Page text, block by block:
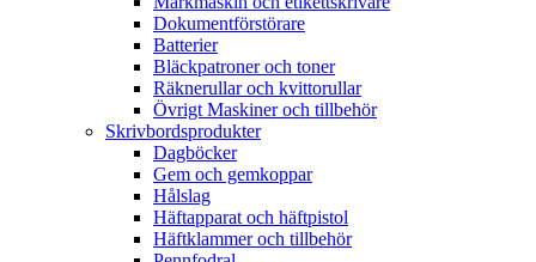
Dokumentförstörare
Batterier
Bläckpatroner och toner
Räknerullar och kvittorullar
Övrigt Maskiner och tillbehör
Skrivbordsprodukter
Dagböcker
Gem och gemkoppar
Hålslag
Häftapparat och häftpistol
Häftklammer och tillbehör